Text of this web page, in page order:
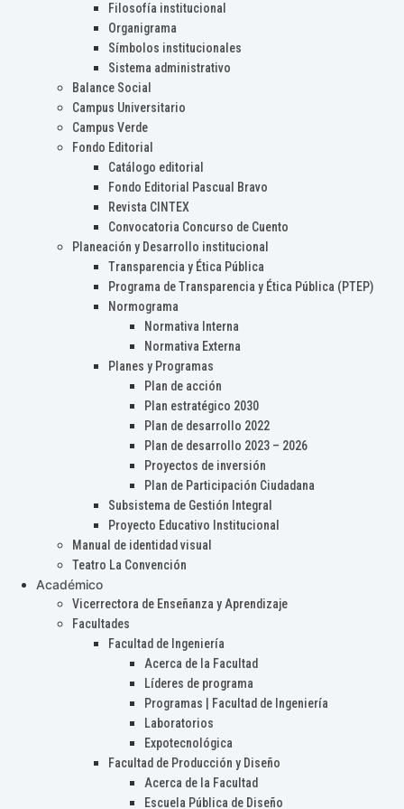
Filosofía institucional
Organigrama
Símbolos institucionales
Sistema administrativo
Balance Social
Campus Universitario
Campus Verde
Fondo Editorial
Catálogo editorial
Fondo Editorial Pascual Bravo
Revista CINTEX
Convocatoria Concurso de Cuento
Planeación y Desarrollo institucional
Transparencia y Ética Pública
Programa de Transparencia y Ética Pública (PTEP)
Normograma
Normativa Interna
Normativa Externa
Planes y Programas
Plan de acción
Plan estratégico 2030
Plan de desarrollo 2022
Plan de desarrollo 2023 – 2026
Proyectos de inversión
Plan de Participación Ciudadana
Subsistema de Gestión Integral
Proyecto Educativo Institucional
Manual de identidad visual
Teatro La Convención
Académico
Vicerrectora de Enseñanza y Aprendizaje
Facultades
Facultad de Ingeniería
Acerca de la Facultad
Líderes de programa
Programas | Facultad de Ingeniería
Laboratorios
Expotecnológica
Facultad de Producción y Diseño
Acerca de la Facultad
Escuela Pública de Diseño